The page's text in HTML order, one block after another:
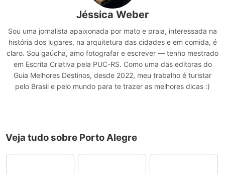
Jéssica Weber
Sou uma jornalista apaixonada por mato e praia, interessada na
história dos lugares, na arquitetura das cidades e em comida, é
claro. Sou gaúcha, amo fotografar e escrever — tenho mestrado
em Escrita Criativa pela PUC-RS. Como uma das editoras do
Guia Melhores Destinos, desde 2022, meu trabalho é turistar
pelo Brasil e pelo mundo para te trazer as melhores dicas :)
Veja tudo sobre Porto Alegre